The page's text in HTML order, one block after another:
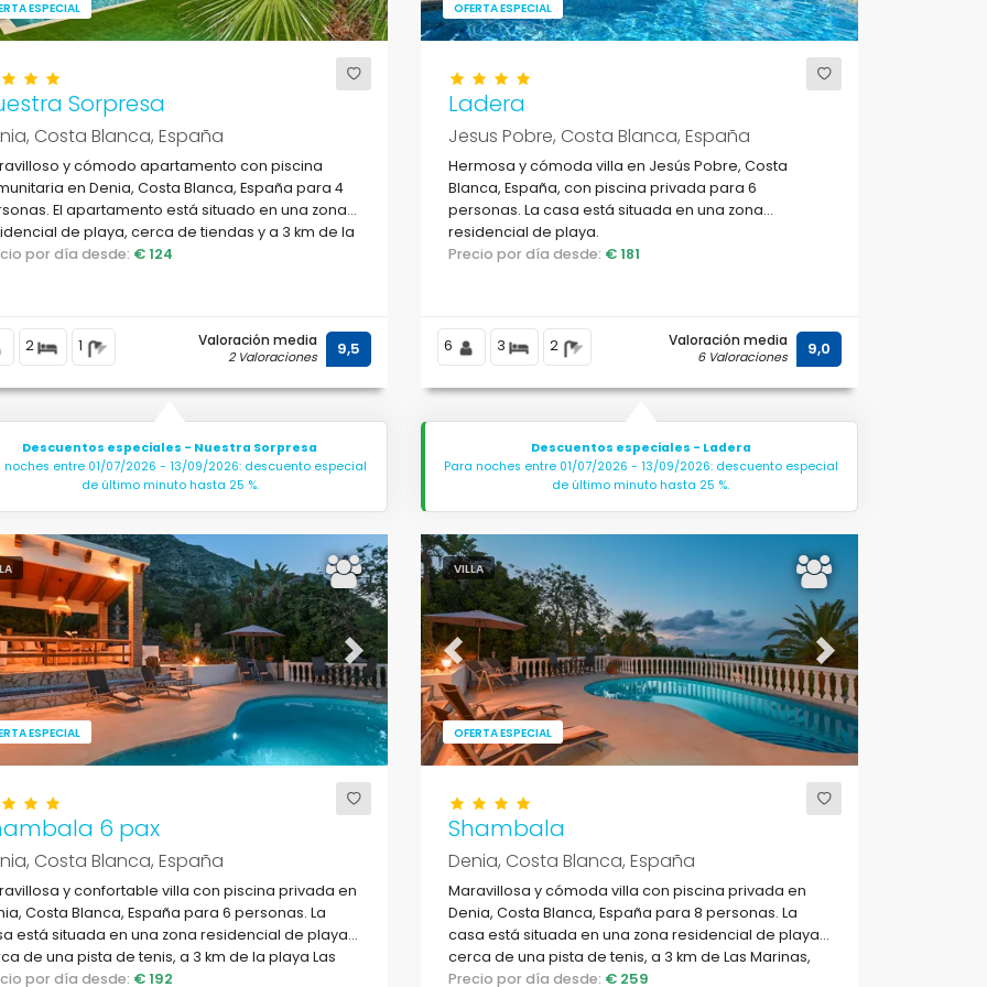
ESPECIAL
Sorpresa
Costa Blanca, España
y cómodo apartamento con piscina
en Denia, Costa Blanca, España para 4
El apartamento está situado en una zona
de playa, cerca de tiendas y a 3 km de la
de la Marineta.
por día desde: € 124
2 1 Valoración media
2 Valoraciones 9,5
Descuentos especiales - Nuestra Sorpresa
noches entre 01/07/2026 - 13/09/2026: descuento especial
de último minuto hasta 25 %.
OFERTA ESPECIAL
Ladera
Jesus Pobre, Costa Blanca, España
Hermosa y cómoda villa en Jesús Pobre, Costa
Blanca, España, con piscina privada para 6
personas. La casa está situada en una zona
residencial de playa.
Precio por día desde: € 181
6 3 2 Valoración media
6 Valoraciones 9,0
Descuentos especiales - Ladera
Para noches entre 01/07/2026 - 13/09/2026: descuento especial
de último minuto hasta 25 %.
ESPECIAL
Next
6 pax
Costa Blanca, España
y confortable villa con piscina privada en
Costa Blanca, España para 6 personas. La
está situada en una zona residencial de playa,
de una pista de tenis, a 3 km de la playa Las
de Denia y a 5 km de Jávea.
por día desde: € 192
VILLA
OFERTA ESPECIAL
Previous Next
Shambala
Denia, Costa Blanca, España
Maravillosa y cómoda villa con piscina privada en
Denia, Costa Blanca, España para 8 personas. La
casa está situada en una zona residencial de playa,
cerca de una pista de tenis, a 3 km de Las Marinas,
playa de Denia, y a 5 km de Jávea.
Precio por día desde: € 259